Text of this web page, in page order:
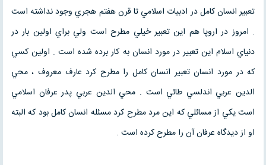
تعبير انسان كامل در ادبيات اسلامي تا قرن هفتم هجري وجود نداشته است
. امروز در اروپا هم اين تعبير خيلي مطرح است ولي براي اولين بار در
دنياي اسلام اين تعبير در مورد انسان به كار برده شده است . اولين كسي
كه در مورد انسان تعبير انسان كامل را مطرح كرد عارف معروف ، محي
الدين عربي اندلسي طائي است . محي الدين عربي پدر عرفان اسلامي
است يكي از مسائلي كه اين مرد مطرح كرد مسئله انسان كامل بود كه البته
او از ديدگاه عرفان آن را مطرح كرده است .